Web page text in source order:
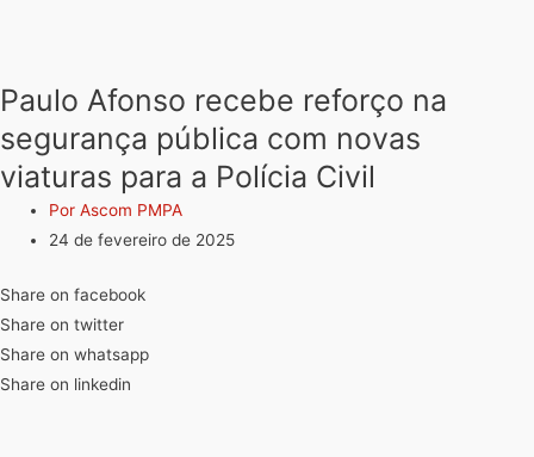
Paulo Afonso recebe reforço na
segurança pública com novas
viaturas para a Polícia Civil
Por Ascom PMPA
24 de fevereiro de 2025
Share on facebook
Share on twitter
Share on whatsapp
Share on linkedin